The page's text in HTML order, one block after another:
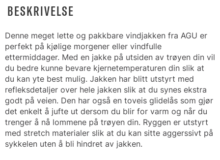
BESKRIVELSE
Denne meget lette og pakkbare vindjakken fra AGU er
perfekt på kjølige morgener eller vindfulle
ettermiddager. Med en jakke på utsiden av trøyen din vil
du bedre kunne bevare kjernetemperaturen din slik at
du kan yte best mulig. Jakken har blitt utstyrt med
refleksdetaljer over hele jakken slik at du synes ekstra
godt på veien. Den har også en toveis glidelås som gjør
det enkelt å jufte ut dersom du blir for varm og når du
trenger å nå lommene på trøyen din. Ryggen er utstyrt
med stretch materialer slik at du kan sitte aggerssivt på
sykkelen uten å bli hindret av jakken.